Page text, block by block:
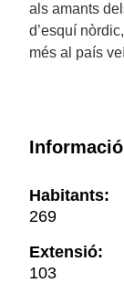
als amants
d’esquí
més al país
Habitants:
269
Extensió:
103